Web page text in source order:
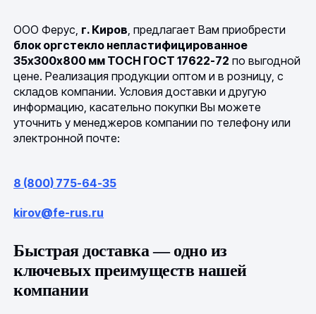
ООО Ферус, г. Киров, предлагает Вам приобрести
блок оргстекло непластифицированное
35х300х800 мм ТОСН ГОСТ 17622-72 по выгодной
цене. Реализация продукции оптом и в розницу, с
складов компании. Условия доставки и другую
информацию, касательно покупки Вы можете
уточнить у менеджеров компании по телефону или
электронной почте:
8 (800) 775-64-35
kirov@fe-rus.ru
Быстрая доставка — одно из
ключевых преимуществ нашей
компании